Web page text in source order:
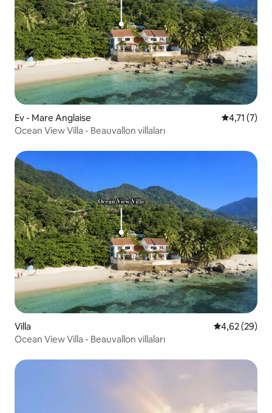
Ev - Mare Anglaise 54,71 (7)
Ocean View Villa - Beauvallon villaları
Villa 5 üzerinden
4,62 (29)
Ocean View Villa - Beauvallon villaları